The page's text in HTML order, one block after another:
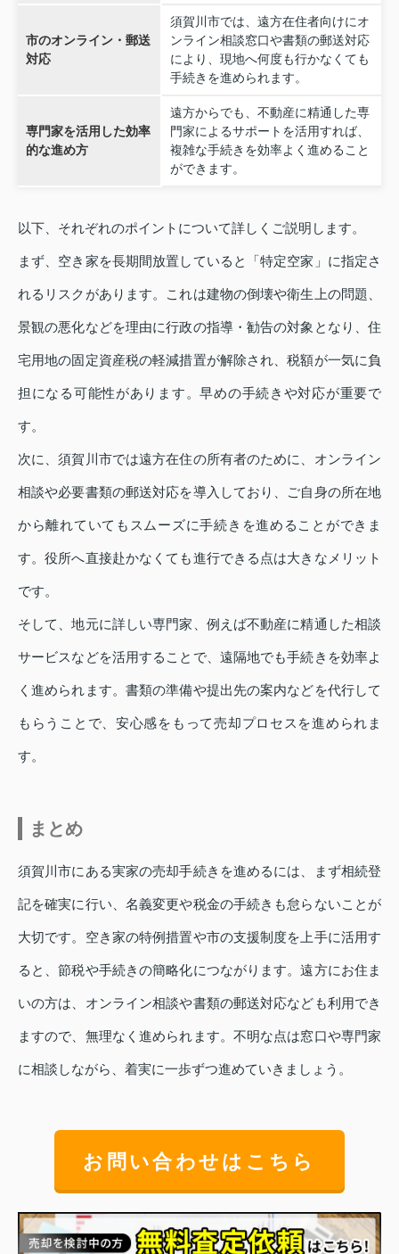
市のオンライン・郵送
対応
須賀川市では、遠方在住者向けにオ
ンライン相談窓口や書類の郵送対応
により、現地へ何度も行かなくても
手続きを進められます。
専門家を活用した効率
的な進め方
遠方からでも、不動産に精通した専
門家によるサポートを活用すれば、
複雑な手続きを効率よく進めること
ができます。
以下、それぞれのポイントについて詳しくご説明します。
まず、空き家を長期間放置していると「特定空家」に指定さ
れるリスクがあります。これは建物の倒壊や衛生上の問題、
景観の悪化などを理由に行政の指導・勧告の対象となり、住
宅用地の固定資産税の軽減措置が解除され、税額が一気に負
担になる可能性があります。早めの手続きや対応が重要で
す。
次に、須賀川市では遠方在住の所有者のために、オンライン
相談や必要書類の郵送対応を導入しており、ご自身の所在地
から離れていてもスムーズに手続きを進めることができま
す。役所へ直接赴かなくても進行できる点は大きなメリット
です。
そして、地元に詳しい専門家、例えば不動産に精通した相談
サービスなどを活用することで、遠隔地でも手続きを効率よ
く進められます。書類の準備や提出先の案内などを代行して
もらうことで、安心感をもって売却プロセスを進められま
す。
まとめ
須賀川市にある実家の売却手続きを進めるには、まず相続登
記を確実に行い、名義変更や税金の手続きも怠らないことが
大切です。空き家の特例措置や市の支援制度を上手に活用す
ると、節税や手続きの簡略化につながります。遠方にお住ま
いの方は、オンライン相談や書類の郵送対応なども利用でき
ますので、無理なく進められます。不明な点は窓口や専門家
に相談しながら、着実に一歩ずつ進めていきましょう。
お問い合わせはこちら